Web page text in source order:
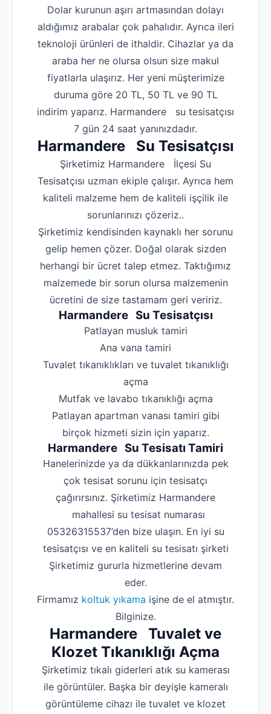
Dolar kurunun aşırı artmasından dolayı
aldığımız arabalar çok pahalıdır. Ayrıca ileri
teknoloji ürünleri de ithaldir. Cihazlar ya da
araba her ne olursa olsun size makul
fiyatlarla ulaşırız. Her yeni müşterimize
duruma göre 20 TL, 50 TL ve 90 TL
indirim yaparız. Harmandere su tesisatçısı
7 gün 24 saat yanınızdadır.
Harmandere Su Tesisatçısı
Şirketimiz Harmandere İlçesi Su
Tesisatçısı uzman ekiple çalışır. Ayrıca hem
kaliteli malzeme hem de kaliteli işçilik ile
sorunlarınızı çözeriz..
Şirketimiz kendisinden kaynaklı her sorunu
gelip hemen çözer. Doğal olarak sizden
herhangi bir ücret talep etmez. Taktığımız
malzemede bir sorun olursa malzemenin
ücretini de size tastamam geri veririz.
Harmandere Su Tesisatçısı
‌Patlayan musluk tamiri
‌Ana vana tamiri
‌Tuvalet tıkanıklıkları ve tuvalet tıkanıklığı
açma
‌Mutfak ve lavabo tıkanıklığı açma
‌Patlayan apartman vanası tamiri gibi
birçok hizmeti sizin için yaparız.
Harmandere Su Tesisatı Tamiri
Hanelerinizde ya da dükkanlarınızda pek
çok tesisat sorunu için tesisatçı
çağırırsınız. Şirketimiz Harmandere
mahallesi su tesisat numarası
05326315537’den bize ulaşın. En iyi su
tesisatçısı ve en kaliteli su tesisatı şirketi
Şirketimiz gururla hizmetlerine devam
eder.
Firmamız koltuk yıkama işine de el atmıştır.
Bilginize.
Harmandere Tuvalet ve
Klozet Tıkanıklığı Açma
Şirketimiz tıkalı giderleri atık su kamerası
ile görüntüler. Başka bir deyişle kameralı
görüntüleme cihazı ile tuvalet ve klozet